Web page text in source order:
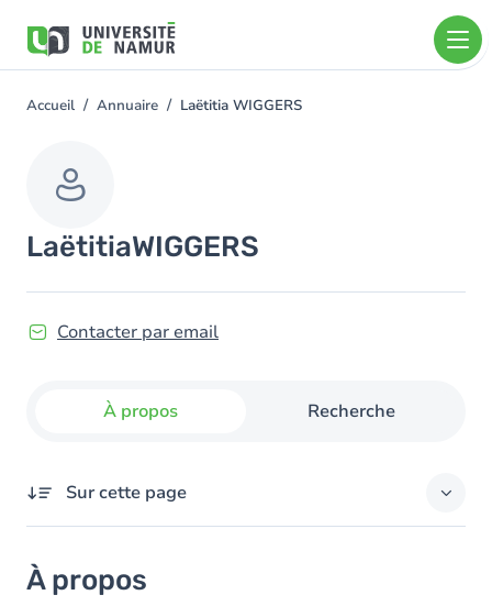
contenu
You
Accueil Annuaire Laëtitia WIGGERS
LaëtitiaWIGGERS
Contacter par email
À propos Recherche
Sur cette page
Domaines d'expertises
À propos